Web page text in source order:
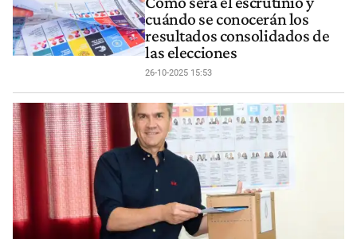
cuándo se conocerán los
resultados consolidados de
las elecciones
26-10-2025 15:53